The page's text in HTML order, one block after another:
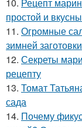
простой и
11. Огромные
зимней заготовки
12. Секреты
рецепту
13. Томат
сада
14. Почему